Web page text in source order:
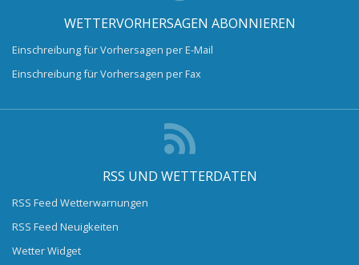
WETTERVORHERSAGEN ABONNIEREN
Einschreibung für Vorhersagen per E-Mail
Einschreibung für Vorhersagen per Fax
RSS UND WETTERDATEN
RSS Feed Wetterwarnungen
RSS Feed Neuigkeiten
Wetter Widget